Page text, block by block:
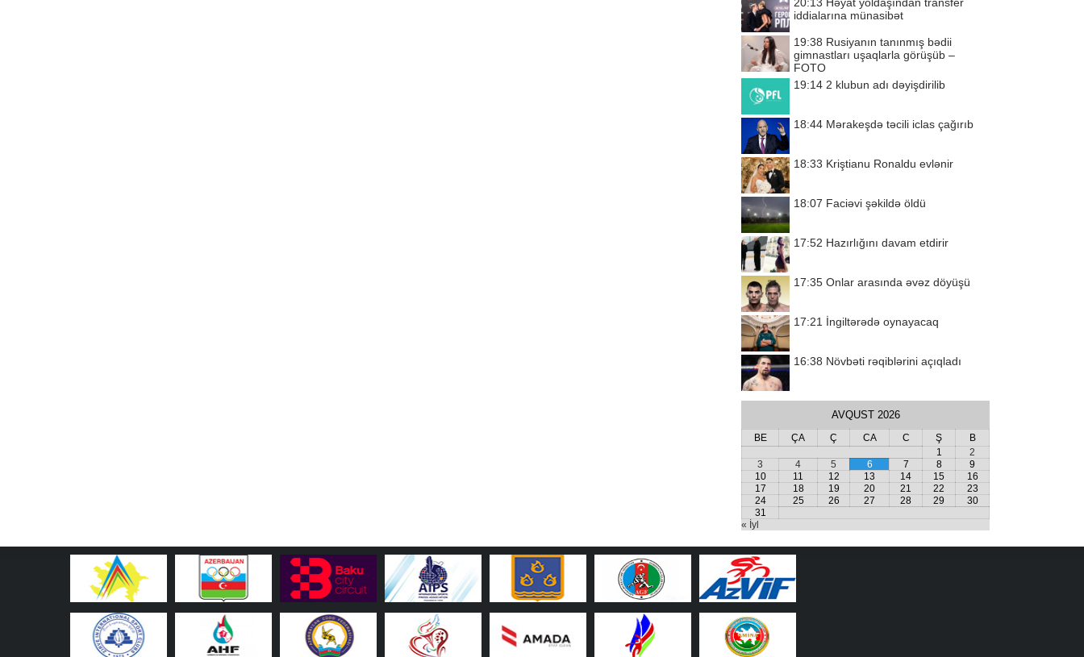
iddialarına münasibət
19:38 Rusiyanın tanınmış bədii
gimnastları uşaqlarla görüşüb –
FOTO
19:14 2 klubun adı dəyişdirilib
18:44 Mərakeşdə təcili iclas çağırıb
18:33 Kriştianu Ronaldu evlənir
18:07 Faciəvi şəkildə öldü
17:52 Hazırlığını davam etdirir
17:35 Onlar arasında əvəz döyüşü
17:21 İngiltərədə oynayacaq
16:38 Növbəti rəqiblərini açıqladı
AVQUST 2026
BE ÇA Ç CA C Ş
B
1
2
3
4 5 6 7 8
9
10
11 12 13 14 15
16
17
18 19 20 21 22
23
24
25 26 27 28 29
30
31
« İyl